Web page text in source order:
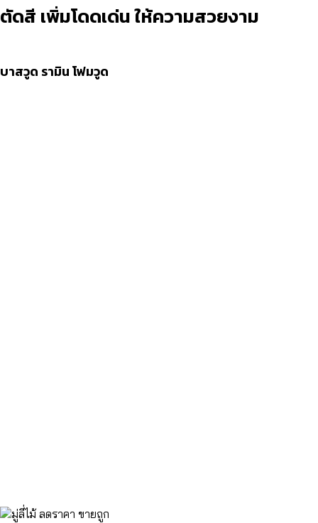
ตัดสี เพิ่มโดดเด่น ให้ความสวยงาม
บาสวูด รามินโฟมวูด